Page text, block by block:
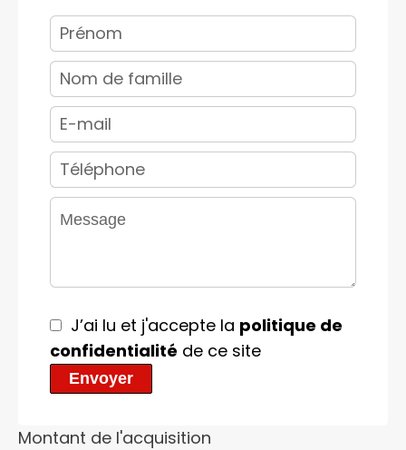
J’ai lu et j'accepte la politique de
confidentialité de ce site
Envoyer
Montant de l'acquisition